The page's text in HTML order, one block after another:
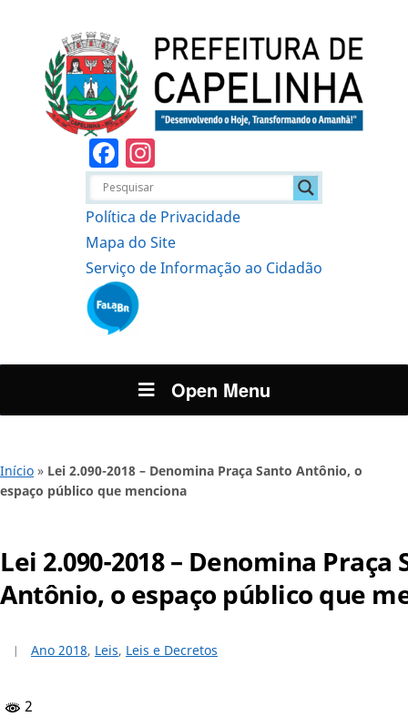
Facebook
Política de Privacidade
Mapa do Site
Serviço de Informação ao Cidadão
Open Menu
Início » Lei 2.090-2018 – Denomina Praça Santo Antônio, o
espaço público que menciona
Lei 2.090-2018 – Denomina Praça
Antônio, o espaço público que
Ano 2018, Leis, Leis e Decretos
2